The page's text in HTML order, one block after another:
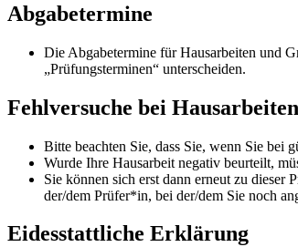
Abgabetermine
Die Abgabetermine für Hausarbeiten und
„Prüfungsterminen“ unterscheiden.
Fehlversuche bei Hausarbeiten
Bitte beachten Sie, dass Sie, wenn Sie bei
Wurde Ihre Hausarbeit negativ beurteilt,
Sie können sich erst dann erneut zu
der/dem Prüfer*in, bei der/dem Sie noch
Eidesstattliche Erklärung